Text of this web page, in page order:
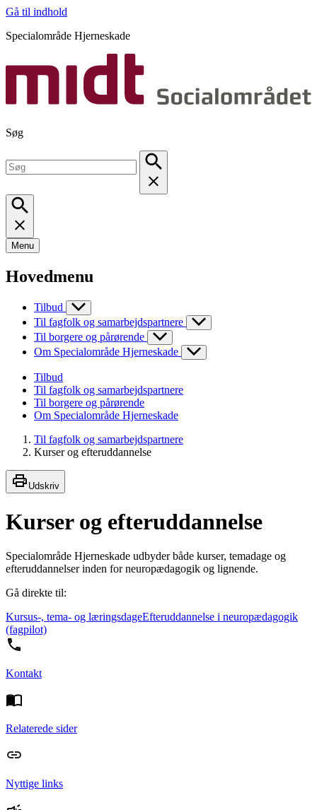
Gå til indhold
Specialområde Hjerneskade
Søg
Menu
Hovedmenu
Tilbud
Til fagfolk og samarbejdspartnere
Til borgere og pårørende
Om Specialområde Hjerneskade
Tilbud
Til fagfolk og samarbejdspartnere
Til borgere og pårørende
Om Specialområde Hjerneskade
Til fagfolk og samarbejdspartnere
Kurser og efteruddannelse
Udskriv
Kurser og efteruddannelse
Specialområde Hjerneskade udbyder både kurser, temadage og
efteruddannelser inden for neuropædagogik og lignende.
Gå direkte til:
Kursus-, tema- og læringsdageEfteruddannelse i neuropædagogik
(fagpilot)
Kontakt
Relaterede sider
Nyttige links